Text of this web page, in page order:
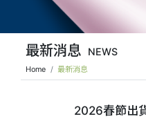
最新消息 NEWS
Home 最新消息
2026春節出